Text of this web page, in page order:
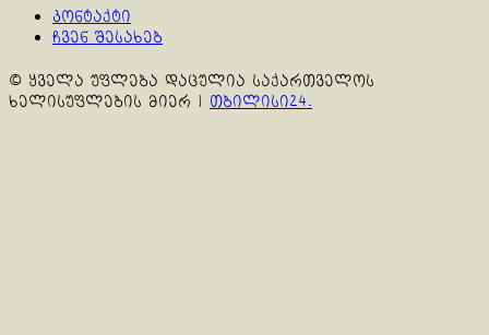
კონტაქტი
ჩვენ შესახებ
© ყველა უფლება დაცულია საქართველოს
ხელისუფლების მიერ | თბილისი24.